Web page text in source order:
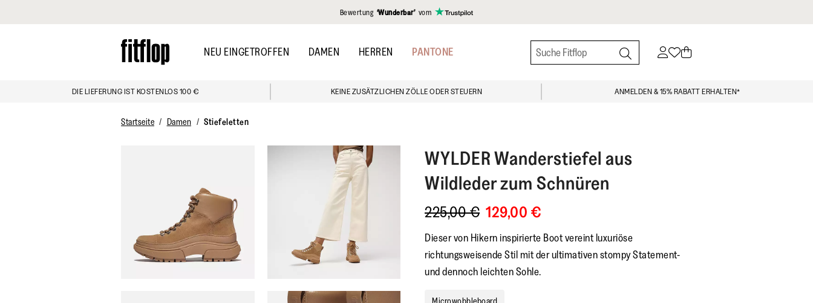
Bewertung ‘Wunderbar’ vom
to
main
NEU EINGETROFFEN DAMEN HERREN PANTONE
ENTDECKEN
DIE LIEFERUNG IST KOSTENLOS 100 € KEINE ZUSÄTZLICHEN ZÖLLE ODER STEUERN ANMELDEN & 15% RABATT ERHALTEN*
Startseite Damen Stiefeletten
WYLDERWanderstiefel aus
Wildleder zum Schnüren
225,00 € 129,00 €
Dieser von Hikern inspirierte Boot vereint luxuriöse
richtungsweisende Stil mit der ultimativen stompy Statement-
und dennoch leichten Sohle.